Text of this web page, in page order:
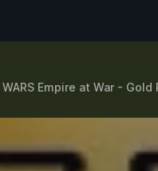
WARS Empire at War - Gold